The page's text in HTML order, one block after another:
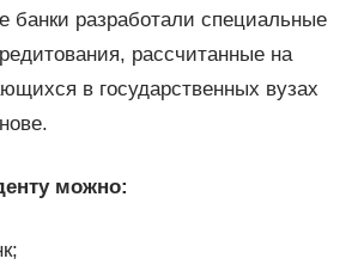
банки разработали специальные
рассчитанные на
в государственных вузах
можно: